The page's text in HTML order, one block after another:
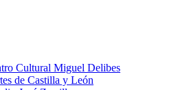
Cultural Miguel Delibes
de Castilla y León